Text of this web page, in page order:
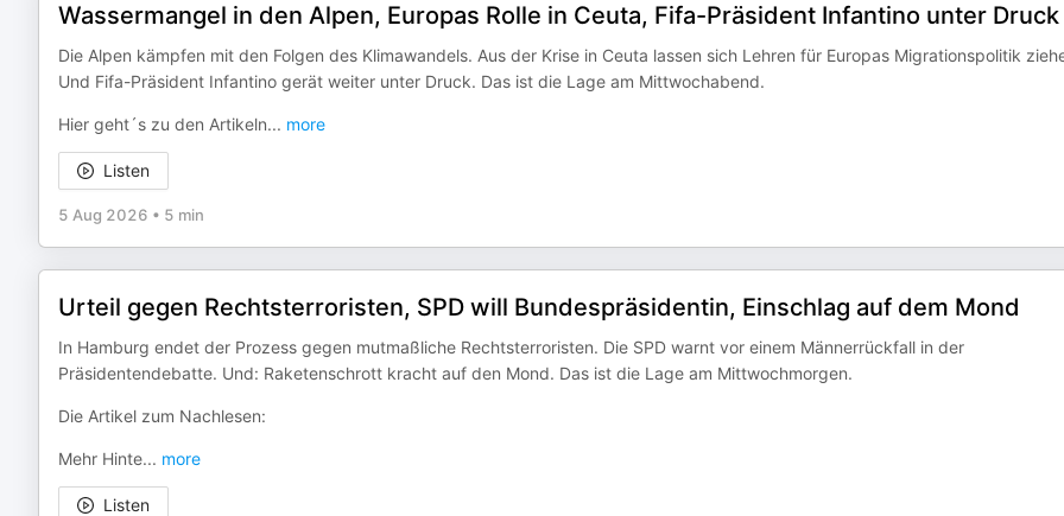
Wassermangel in den Alpen, Europas Rolle in Ceuta, Fifa-Präsident Infantino unter Druck
Die Alpen kämpfen mit den Folgen des Klimawandels. Aus der Krise in Ceuta lassen sich Lehren für Europas Migrationspolitik
Und Fifa-Präsident Infantino gerät weiter unter Druck. Das ist die Lage am Mittwochabend.
Hier geht´s zu den Artikeln... more
Listen
5 Aug 2026 • 5 min
Urteil gegen Rechtsterroristen, SPD will Bundespräsidentin, Einschlag auf dem Mond
In Hamburg endet der Prozess gegen mutmaßliche Rechtsterroristen. Die SPD warnt vor einem Männerrückfall in der
Präsidentendebatte. Und: Raketenschrott kracht auf den Mond. Das ist die Lage am Mittwochmorgen.
Die Artikel zum Nachlesen:
Mehr Hinte... more
Listen